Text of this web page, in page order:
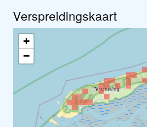
Verspreidingskaart
+
−